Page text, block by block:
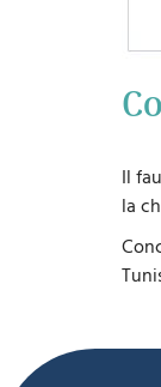
Il
la